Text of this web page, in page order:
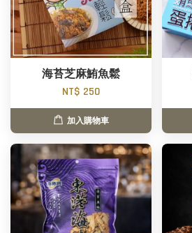
海苔芝麻鮪魚鬆
NT$ 250
加入購物車